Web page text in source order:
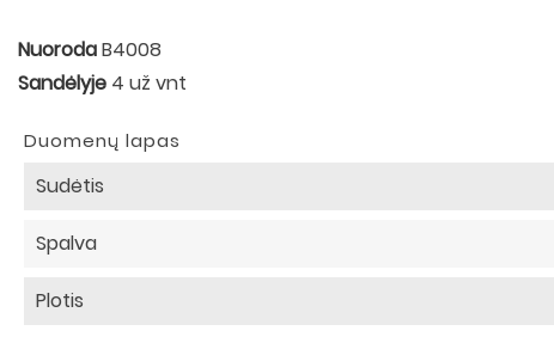
NuorodaB4008
Sandėlyje 4 už vnt
Duomenų lapas
Sudėtis
Spalva
Plotis